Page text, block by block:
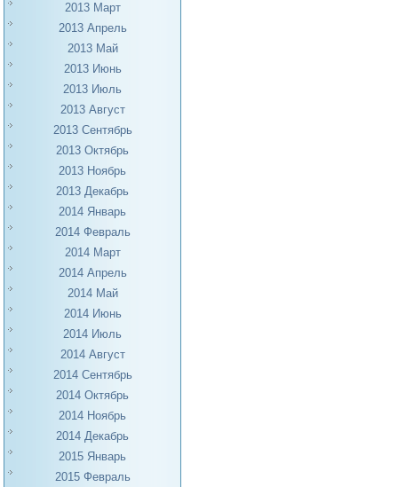
2013 Март
2013 Апрель
2013 Май
2013 Июнь
2013 Июль
2013 Август
2013 Сентябрь
2013 Октябрь
2013 Ноябрь
2013 Декабрь
2014 Январь
2014 Февраль
2014 Март
2014 Апрель
2014 Май
2014 Июнь
2014 Июль
2014 Август
2014 Сентябрь
2014 Октябрь
2014 Ноябрь
2014 Декабрь
2015 Январь
2015 Февраль